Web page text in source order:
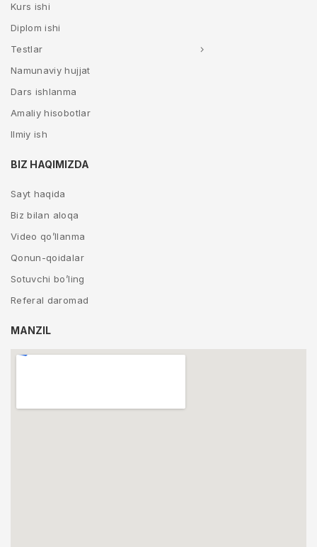
Kurs ishi
Diplom ishi
Testlar
Namunaviy hujjat
Dars ishlanma
Amaliy hisobotlar
Ilmiy ish
BIZ HAQIMIZDA
Sayt haqida
Biz bilan aloqa
Video qo’llanma
Qonun-qoidalar
Sotuvchi bo’ling
Referal daromad
MANZIL